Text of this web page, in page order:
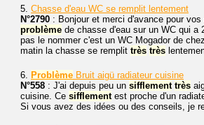
5. Chasse d'eau WC se remplit lentement
N°2790 : Bonjour et merci d'avance pour
problème de chasse d'eau sur un WC qui a
pas le nommer c'est un WC Mogador de
matin la chasse se remplit très très
6. Problème Bruit aigü radiateur cuisine
N°558 : J'ai depuis peu un sifflement très
cuisine. Ce sifflementest proche d'un
Si vous avez des idées ou des conseils, je